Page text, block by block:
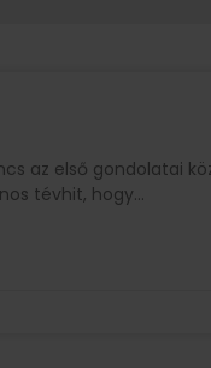
az első gondolatai
tévhit, hogy